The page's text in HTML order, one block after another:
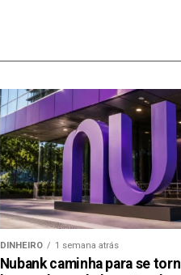
DINHEIRO 1 semana atrás
Nubank caminha para se